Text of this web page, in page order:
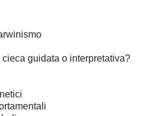
guidata o interpretativa?